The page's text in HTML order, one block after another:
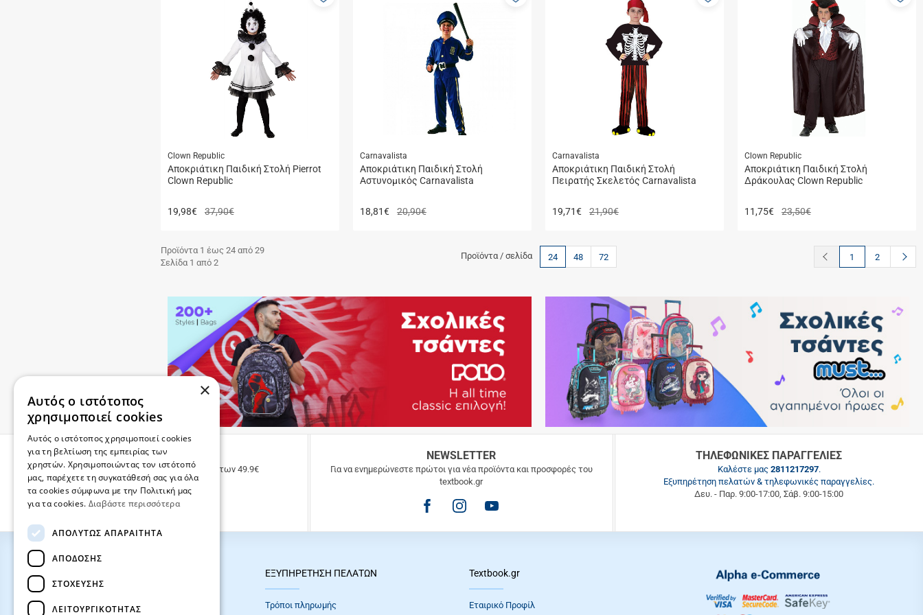
Clown Republic
Αποκριάτικη Παιδική Στολή Pierrot
Clown Republic
19,98€ 37,90€
Carnavalista
Αποκριάτικη Παιδική Στολή
Αστυνομικός Carnavalista
18,81€ 20,90€
Carnavalista
Aποκριάτικη Παιδική Στολή
Πειρατής Σκελετός Carnavalista
19,71€ 21,90€
Clown Republic
Aποκριάτικη Παιδική Στολή
Δράκουλας Clown Republic
11,75€ 23,50€
Προϊόντα 1 έως 24 από 29
Σελίδα 1 από 2
Προϊόντα / σελίδα 24 48 72 button.prev
1 2
ΔΩΡΕΑΝ ΜΕΤΑΦΟΡΙΚΑ
Δωρεάν μεταφορικά για παραγγελίες άνω των 49.9€
NEWSLETTER
Για να ενημερώνεστε πρώτοι για νέα προϊόντα και προσφορές του
textbook.gr
ΤΗΛΕΦΩΝΙΚΕΣ ΠΑΡΑΓΓΕΛΙΕΣ
Καλέστε μας 2811217297.
Εξυπηρέτηση πελατών & τηλεφωνικές παραγγελίες.
Δευ. - Παρ. 9:00-17:00, Σάβ. 9:00-15:00
ΣΧΟΛΙΚΕΣ ΤΣΑΝΤΕΣ
ΕΞΥΠΗΡΕΤΗΣΗ ΠΕΛΑΤΩΝ
Τρόποι πληρωμής
Textbook.gr
Εταιρικό Προφίλ
×
Αυτός ο ιστότοπος
χρησιμοποιεί cookies
Αυτός ο ιστότοπος χρησιμοποιεί cookies
για τη βελτίωση της εμπειρίας των
χρηστών. Χρησιμοποιώντας τον ιστότοπό
μας, παρέχετε τη συγκατάθεσή σας για όλα
τα cookies σύμφωνα με την Πολιτική μας
για τα cookies. Διαβάστε περισσότερα
ΑΠΟΛΎΤΩΣ ΑΠΑΡΑΊΤΗΤΑ
ΑΠΌΔΟΣΗΣ
ΣΤΌΧΕΥΣΗΣ
ΛΕΙΤΟΥΡΓΙΚΌΤΗΤΑΣ